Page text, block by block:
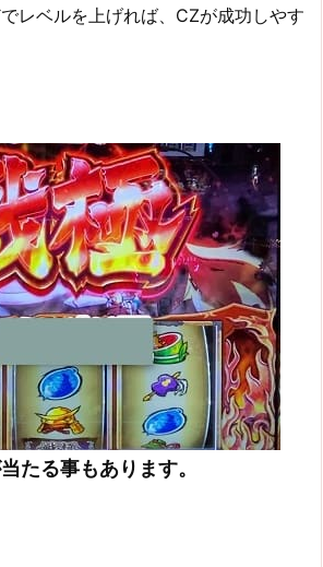
レベルを上げれば、CZが成功しやす
たる事もあります。